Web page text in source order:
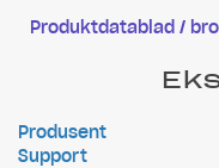
Produktdatablad /
Produsent
Support